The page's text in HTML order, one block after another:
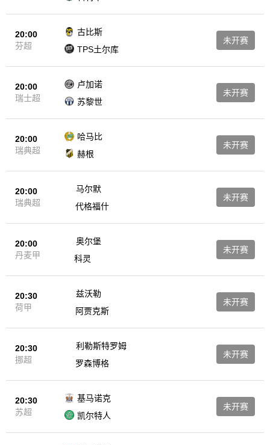
20:00
芬超
古比斯
TPS土尔库
未开赛
20:00
瑞士超
卢加诺
苏黎世
未开赛
20:00
瑞典超
哈马比
赫根
未开赛
20:00
瑞典超
马尔默
代格福什
未开赛
20:00
丹麦甲
奥尔堡
科灵
未开赛
20:30
荷甲
兹沃勒
阿贾克斯
未开赛
20:30
挪超
利勒斯特罗姆
罗森博格
未开赛
20:30
苏超
基马诺克
凯尔特人
未开赛